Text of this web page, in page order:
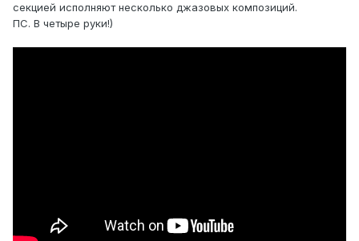
секцией исполняют несколько джазовых композиций.
ПС. В четыре руки!)